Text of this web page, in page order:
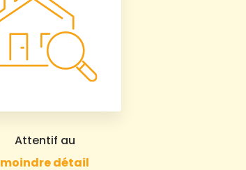
Attentif au
moindre détail